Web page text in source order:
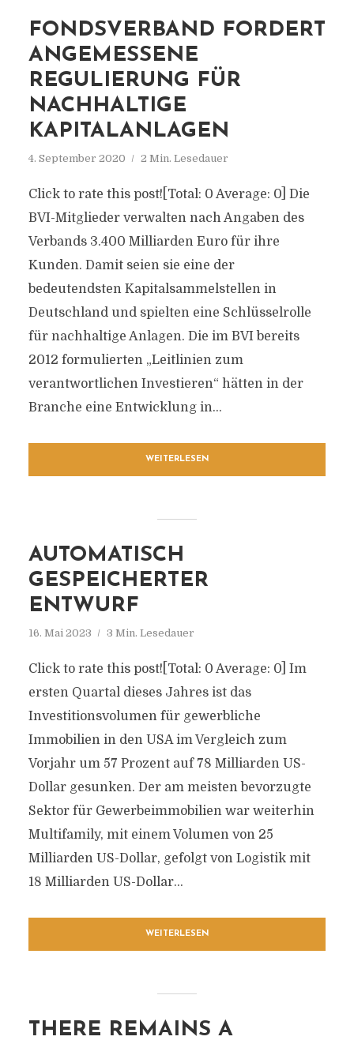
FONDSVERBAND FORDERT
ANGEMESSENE
REGULIERUNG FÜR
NACHHALTIGE
KAPITALANLAGEN
4. September 2020 2 Min. Lesedauer
Click to rate this post![Total: 0 Average: 0] Die
BVI-Mitglieder verwalten nach Angaben des
Verbands 3.400 Milliarden Euro für ihre
Kunden. Damit seien sie eine der
bedeutendsten Kapitalsammelstellen in
Deutschland und spielten eine Schlüsselrolle
für nachhaltige Anlagen. Die im BVI bereits
2012 formulierten „Leitlinien zum
verantwortlichen Investieren“ hätten in der
Branche eine Entwicklung in...
WEITERLESEN
AUTOMATISCH
GESPEICHERTER
ENTWURF
16. Mai 2023 3 Min. Lesedauer
Click to rate this post![Total: 0 Average: 0] Im
ersten Quartal dieses Jahres ist das
Investitionsvolumen für gewerbliche
Immobilien in den USA im Vergleich zum
Vorjahr um 57 Prozent auf 78 Milliarden US-
Dollar gesunken. Der am meisten bevorzugte
Sektor für Gewerbeimmobilien war weiterhin
Multifamily, mit einem Volumen von 25
Milliarden US-Dollar, gefolgt von Logistik mit
18 Milliarden US-Dollar...
WEITERLESEN
THERE REMAINS A